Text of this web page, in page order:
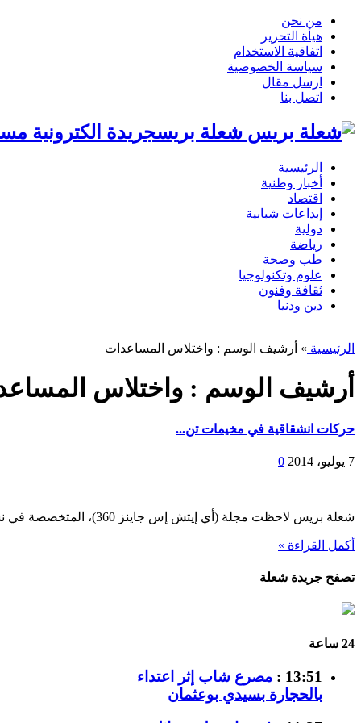
من نحن
هيأة التحرير
اتفاقية الاستخدام
سياسة الخصوصية
ارسل مقال
اتصل بنا
شعلة بريسجريدة الكترونية
الرئيسية
أخبار وطنية
اقتصاد
إبداعات شبابية
دولية
رياضة
طب وصحة
علوم وتكنولوجيا
ثقافة وفنون
دين ودنيا
الرئيسية » أرشيف الوسم : واختلاس المساعدات
أرشيف الوسم : واختلاس
حركات انشقاقية في مخيمات تن...
7 يوليو، 2014 0
شعلة بريس لاحظت مجلة (أي إيتش إس جاينز 360)، المتخصصة في نشر القضايا المتعلقة على الخصوص ب...
أكمل القراءة »
تصفح جريدة شعلة
24 ساعة
13:51 :
مصرع شاب إثر اعتداء
بالحجارة بسيدي بوعثمان